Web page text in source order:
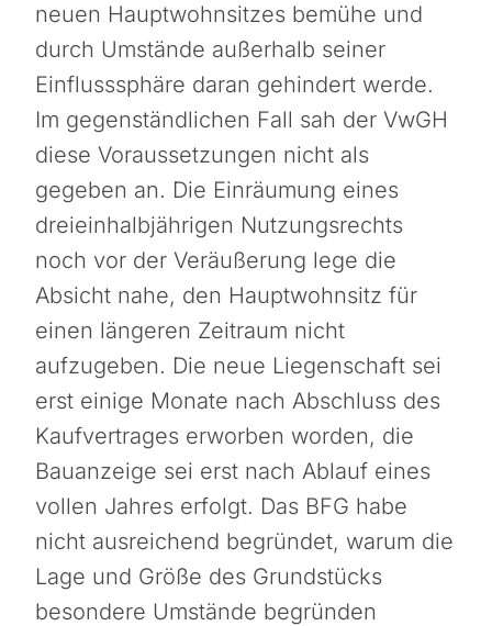
neuen Hauptwohnsitzes bemühe und
durch Umstände außerhalb seiner
Einflusssphäre daran gehindert werde.
Im gegenständlichen Fall sah der VwGH
diese Voraussetzungen nicht als
gegeben an. Die Einräumung eines
dreieinhalbjährigen Nutzungsrechts
noch vor der Veräußerung lege die
Absicht nahe, den Hauptwohnsitz für
einen längeren Zeitraum nicht
aufzugeben. Die neue Liegenschaft sei
erst einige Monate nach Abschluss des
Kaufvertrages erworben worden, die
Bauanzeige sei erst nach Ablauf eines
vollen Jahres erfolgt. Das BFG habe
nicht ausreichend begründet, warum die
Lage und Größe des Grundstücks
besondere Umstände begründen